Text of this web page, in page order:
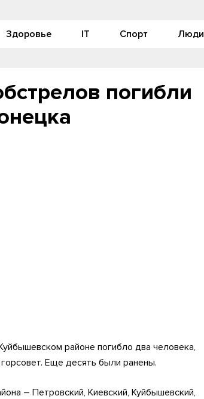
Здоровье IT Спорт Люди
погибли
районе погибло два человека,
Еще десять были ранены.
– Петровский, Киевский, Куйбышевский,